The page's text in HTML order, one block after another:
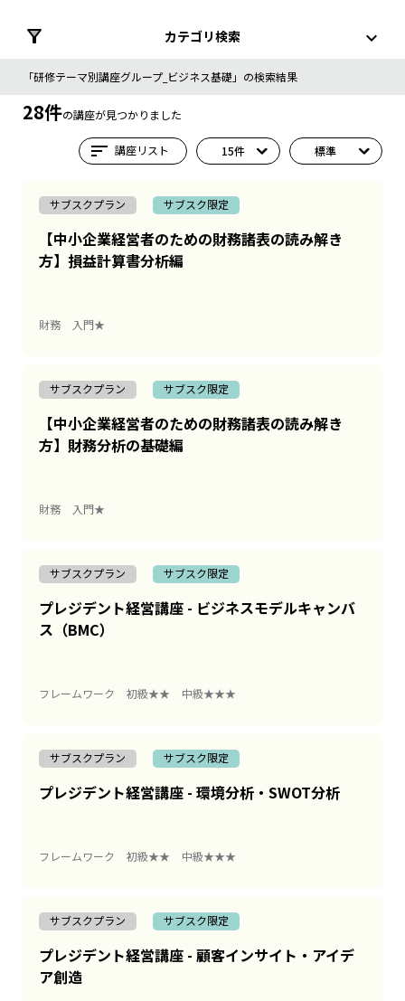
カテゴリ検索
「研修テーマ別講座グループ_ビジネス基礎」の検索結果
28件の講座が見つかりました
sort 講座リスト
サブスクプラン サブスク限定
【中小企業経営者のための財務諸表の読み解き
方】損益計算書分析編
財務 入門★
サブスクプラン サブスク限定
【中小企業経営者のための財務諸表の読み解き
方】財務分析の基礎編
財務 入門★
サブスクプラン サブスク限定
プレジデント経営講座 - ビジネスモデルキャンバ
ス（BMC）
フレームワーク 初級★★ 中級★★★
サブスクプラン サブスク限定
プレジデント経営講座 - 環境分析・SWOT分析
フレームワーク 初級★★ 中級★★★
サブスクプラン サブスク限定
プレジデント経営講座 - 顧客インサイト・アイデ
ア創造